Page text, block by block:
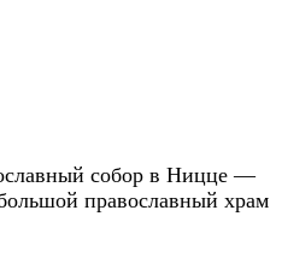
собор в Ницце —
православный храм